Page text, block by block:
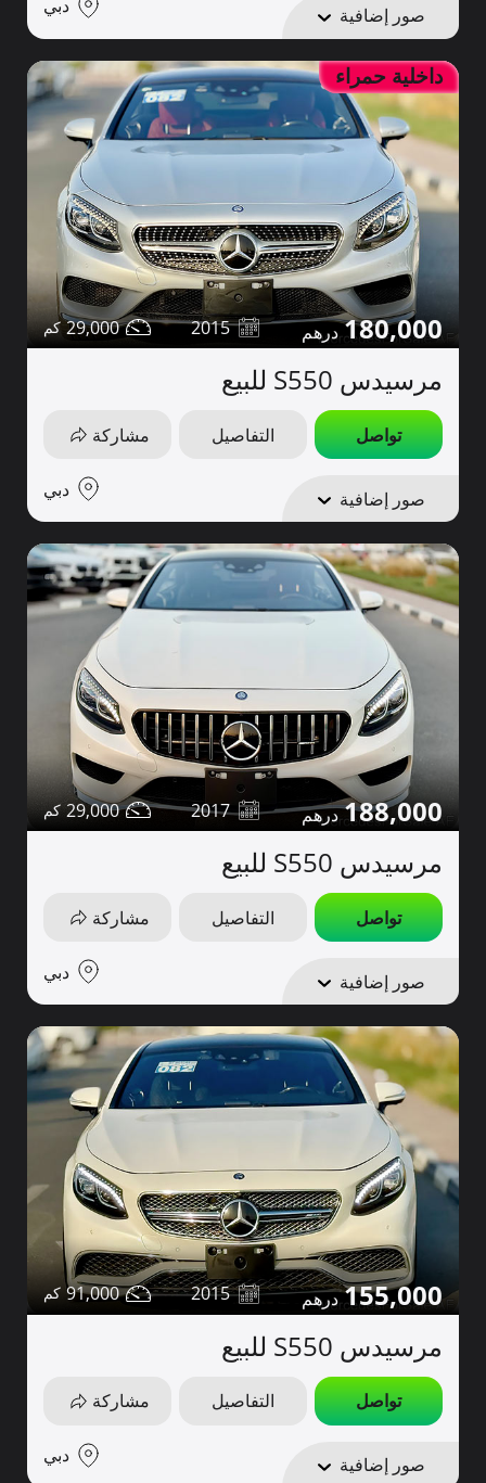
صور إضافية دبي
داخلية حمراء
180,000
2015
29,000
مرسيدس S550 للبيع
تواصل التفاصيل مشاركة
صور إضافية دبي
188,000
2017
29,000
مرسيدس S550 للبيع
تواصل التفاصيل مشاركة
صور إضافية دبي
155,000
2015
91,000
مرسيدس S550 للبيع
تواصل التفاصيل مشاركة
صور إضافية دبي